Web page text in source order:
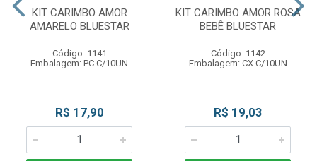
KIT CARIMBO AMOR
AMARELO BLUESTAR
Código: 1141
Embalagem: PC C/10UN
R$ 17,90
KIT CARIMBO AMOR ROSA
BEBÊ BLUESTAR
Código: 1142
Embalagem: CX C/10UN
R$ 19,03